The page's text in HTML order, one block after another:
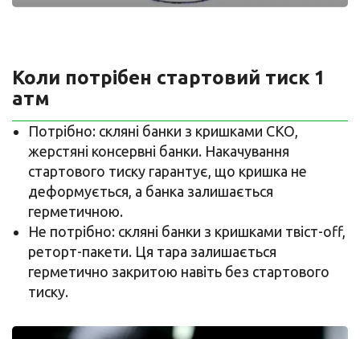
Коли потрібен стартовий тиск 1
атм
Потрібно: скляні банки з кришками СКО,
жерстяні консервні банки. Накачування
стартового тиску гарантує, що кришка не
деформується, а банка залишається
герметичною.
Не потрібно: скляні банки з кришками твіст-оff,
реторт-пакети. Ця тара залишається
герметично закритою навіть без стартового
тиску.